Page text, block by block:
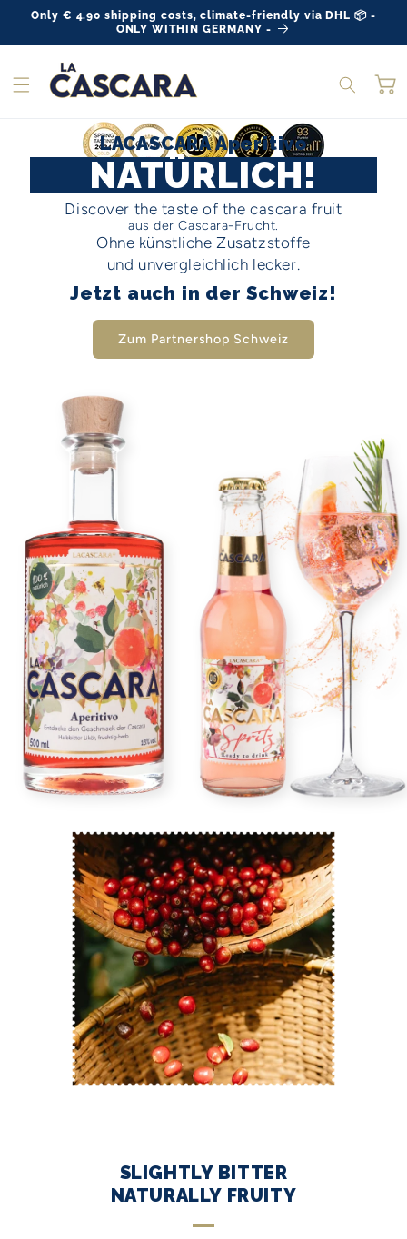
Skip to
content
Only € 4.90 shipping costs, climate-friendly via DHL 📦 -
ONLY WITHIN GERMANY -
LACASCARA Aperitivo
NATÜRLICH!
Discover the taste of the cascara fruit
aus der Cascara-Frucht.
Ohne künstliche Zusatzstoffe
und unvergleichlich lecker.
Jetzt auch in der Schweiz!
Zum Partnershop Schweiz
SLIGHTLY BITTER
NATURALLY FRUITY